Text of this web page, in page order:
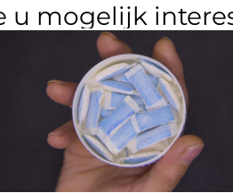
u mogelijk